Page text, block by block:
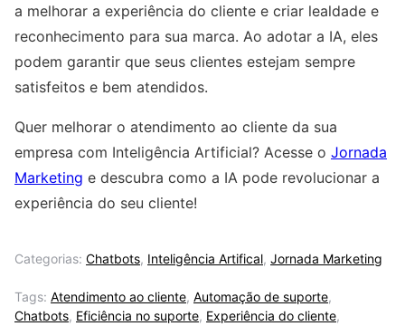
a melhorar a experiência do cliente e criar lealdade e
reconhecimento para sua marca. Ao adotar a IA, eles
podem garantir que seus clientes estejam sempre
satisfeitos e bem atendidos.
Quer melhorar o atendimento ao cliente da sua
empresa com Inteligência Artificial? Acesse o Jornada
Marketing e descubra como a IA pode revolucionar a
experiência do seu cliente!
Categorias: Chatbots, Inteligência Artifical, Jornada Marketing
Tags: Atendimento ao cliente, Automação de suporte,
Chatbots, Eficiência no suporte, Experiência do cliente,